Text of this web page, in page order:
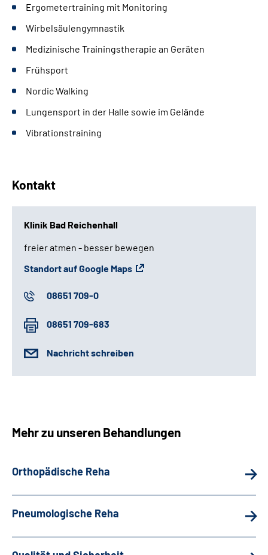
Ergometertraining mit Monitoring
Wirbelsäulengymnastik
Medizinische Trainingstherapie an Geräten
Frühsport
Nordic Walking
Lungensport in der Halle sowie im Gelände
Vibrationstraining
Kontakt
Klinik Bad Reichenhall
freier atmen - besser bewegen
Standort auf Google Maps
08651 709-0
08651 709-683
Nachricht schreiben
Mehr zu unseren Behandlungen
Orthopädische Reha
Pneumologische Reha